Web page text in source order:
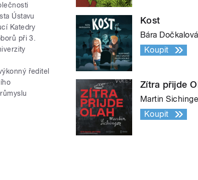
Ústavu
Katedry
při 3.
výkonný ředitel
Kost
Bára Dočkalová
Koupit
Zítra přijde
Martin
Koupit